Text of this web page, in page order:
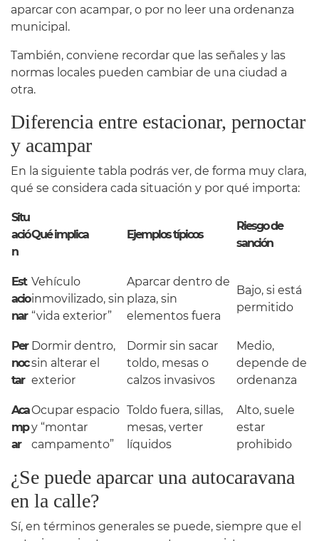
aparcar con acampar, o por no leer una ordenanza
municipal.
También, conviene recordar que las señales y las
normas locales pueden cambiar de una ciudad a
otra.
Diferencia entre estacionar, pernoctar
y acampar
En la siguiente tabla podrás ver, de forma muy clara,
qué se considera cada situación y por qué importa:
Situ
ació
n
Qué implica Ejemplos típicos
Riesgo de
sanción
Est
acio
nar
Vehículo
inmovilizado, sin
“vida exterior”
Aparcar dentro de
plaza, sin
elementos fuera
Bajo, si está
permitido
Per
noc
tar
Dormir dentro,
sin alterar el
exterior
Dormir sin sacar
toldo, mesas o
calzos invasivos
Medio,
depende de
ordenanza
Aca
mp
ar
Ocupar espacio
y “montar
campamento”
Toldo fuera, sillas,
mesas, verter
líquidos
Alto, suele
estar
prohibido
¿Se puede aparcar una autocaravana
en la calle?
Sí, en términos generales se puede, siempre que el